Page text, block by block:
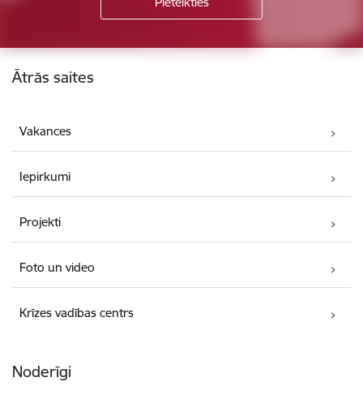
Kājene
Ātrās saites
Vakances
Iepirkumi
Projekti
Foto un video
Krīzes vadības centrs
Noderīgi